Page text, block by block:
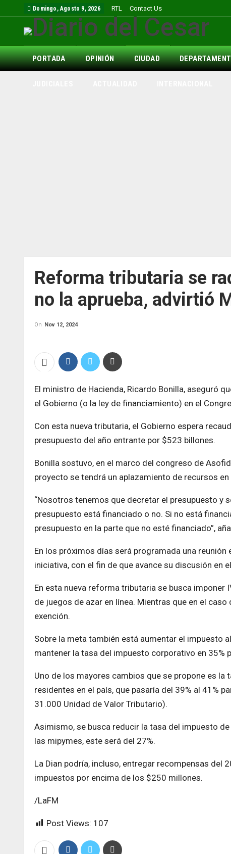
Domingo, Agosto 9, 2026 RTL Contact Us
PORTADA OPINIÓN CIUDAD
Reforma tributaria se
no la aprueba, advirtió
On Nov 12, 2024
El ministro de Hacienda, Ricardo Bonilla, aseguró
el Gobierno (o la ley de financiamiento) en el
Con esta nueva tributaria, el Gobierno espera
presupuesto del año entrante por $523 billones.
Bonilla sostuvo, en el marco del congreso de
proyecto se tendrá un aplazamiento de recursos en
“Nosotros tenemos que decretar el presupuesto y
presupuesto está financiado o no. Si no está
presupuesto en la parte que no esté financiado”,
En los próximos días será programada una
iniciativa, con el fin de que avance su discusión en
En esta nueva reforma tributaria se busca
de juegos de azar en línea. Mientras que en el
exención.
Sobre la meta también está aumentar el impuesto
mantener la tasa del impuesto corporativo en 35%
Uno de los mayores cambios que se propone es
residentes en el país, que pasaría del 39% al 41%
31.000 Unidad de Valor Tributario).
Asimismo, se busca reducir la tasa del impuesto
las mipymes, este será del 27%.
La Dian podría, incluso, entregar recompensas del
impuestos por encima de los $250 millones.
/LaFM
Post Views: 107